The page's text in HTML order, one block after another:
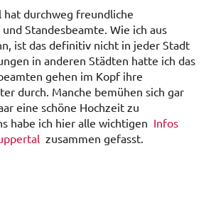
hat durchweg freundliche
Standesbeamte. Wie ich aus
ist das definitiv nicht in jeder Stadt
in anderen Städten hatte ich das
gehen im Kopf ihre
durch. Manche bemühen sich gar
eine schöne Hochzeit zu
habe ich hier alle wichtigen Infos
zusammen gefasst.